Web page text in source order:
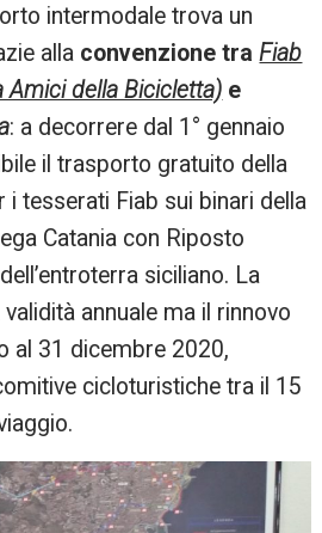
intermodale trova un
alla convenzione tra Fiab
Amici della Bicicletta) e
: a decorrere dal 1° gennaio
il trasporto gratuito della
tesserati Fiab sui binari della
Catania con Riposto
siciliano. La
annuale ma il rinnovo
al 31 dicembre 2020,
cicloturistiche tra il 15